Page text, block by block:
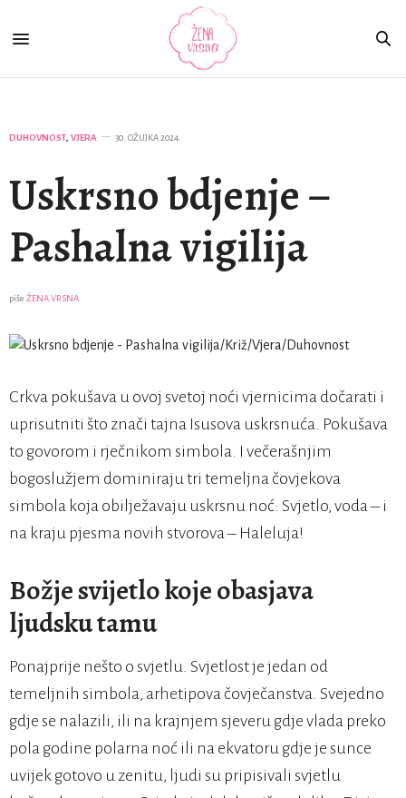
DUHOVNOST, VJERA 30. OŽUJKA 2024.
Uskrsno bdjenje –
Pashalna vigilija
piše ŽENA VRSNA
Crkva pokušava u ovoj svetoj noći vjernicima dočarati i
uprisutniti što znači tajna Isusova uskrsnuća. Pokušava
to govorom i rječnikom simbola. I večerašnjim
bogoslužjem dominiraju tri temeljna čovjekova
simbola koja obilježavaju uskrsnu noć: Svjetlo, voda – i
na kraju pjesma novih stvorova – Haleluja!
Božje svijetlo koje obasjava
ljudsku tamu
Ponajprije nešto o svjetlu. Svjetlost je jedan od
temeljnih simbola, arhetipova čovječanstva. Svejedno
gdje se nalazili, ili na krajnjem sjeveru gdje vlada preko
pola godine polarna noć ili na ekvatoru gdje je sunce
uvijek gotovo u zenitu, ljudi su pripisivali svjetlu